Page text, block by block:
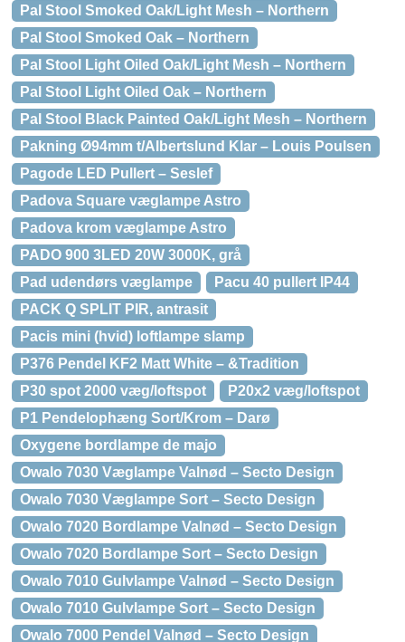
Pal Stool Smoked Oak/Light Mesh – Northern
Pal Stool Smoked Oak – Northern
Pal Stool Light Oiled Oak/Light Mesh – Northern
Pal Stool Light Oiled Oak – Northern
Pal Stool Black Painted Oak/Light Mesh – Northern
Pakning Ø94mm t/Albertslund Klar – Louis Poulsen
Pagode LED Pullert – Seslef
Padova Square væglampe Astro
Padova krom væglampe Astro
PADO 900 3LED 20W 3000K, grå
Pad udendørs væglampe
Pacu 40 pullert IP44
PACK Q SPLIT PIR, antrasit
Pacis mini (hvid) loftlampe slamp
P376 Pendel KF2 Matt White – &Tradition
P30 spot 2000 væg/loftspot
P20x2 væg/loftspot
P1 Pendelophæng Sort/Krom – Darø
Oxygene bordlampe de majo
Owalo 7030 Væglampe Valnød – Secto Design
Owalo 7030 Væglampe Sort – Secto Design
Owalo 7020 Bordlampe Valnød – Secto Design
Owalo 7020 Bordlampe Sort – Secto Design
Owalo 7010 Gulvlampe Valnød – Secto Design
Owalo 7010 Gulvlampe Sort – Secto Design
Owalo 7000 Pendel Valnød – Secto Design